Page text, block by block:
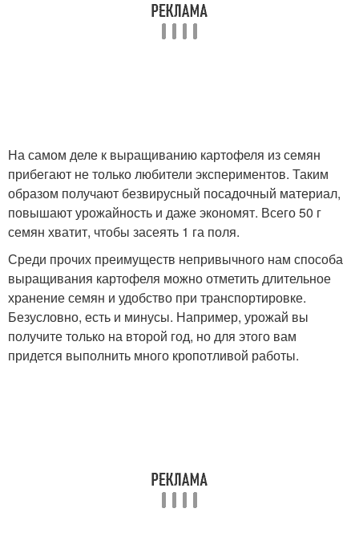
На самом деле к выращиванию картофеля из семян
прибегают не только любители экспериментов. Таким
образом получают безвирусный посадочный материал,
повышают урожайность и даже экономят. Всего 50 г
семян хватит, чтобы засеять 1 га поля.
Среди прочих преимуществ непривычного нам способа
выращивания картофеля можно отметить длительное
хранение семян и удобство при транспортировке.
Безусловно, есть и минусы. Например, урожай вы
получите только на второй год, но для этого вам
придется выполнить много кропотливой работы.